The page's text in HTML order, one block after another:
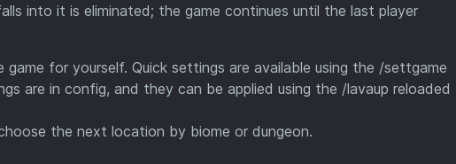
into it is eliminated; the game continues until the last player
for yourself. Quick settings are available using the /settgame
are in config, and they can be applied using the /lavaup reloaded
the next location by biome or dungeon.